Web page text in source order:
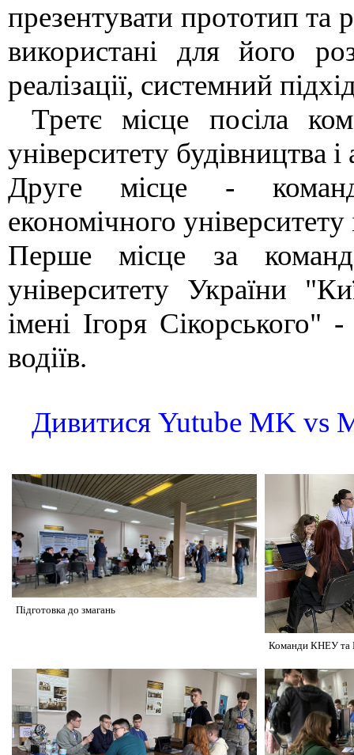
презентувати прототип та
використані для його
реалізації, системний
Третє місце посіла
університету
Друге місце -
економічного
Перше місце за
університету України
імені Ігоря
водіїв.
Дивитися Yutube MK vs
Підготовка до змагань
Команди КНЕУ та